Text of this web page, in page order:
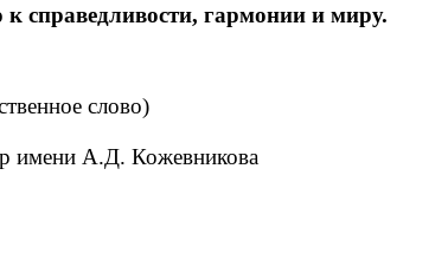
справедливости, гармонии и миру.
слово)
имени А.Д. Кожевникова